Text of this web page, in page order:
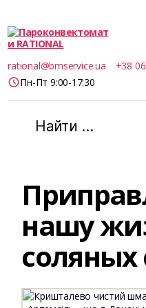
RATIONAL
rational@bmservice.ua
+38
Пн-Пт 9:00-17:30
Поиск:
нашу
соляных